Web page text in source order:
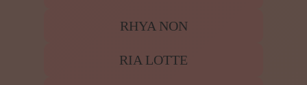
RHYA NON
RIA LOTTE